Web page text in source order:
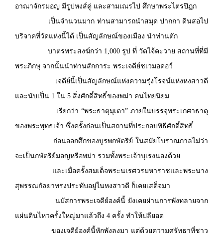
อาณาจักรมอญ มีรูปหงส์คู่ และสามเณรไป ศึกษาพระไตรปิฎก
เป็นจำนวนมาก ท่านสามารถนำสมุด ปากกา ดินสอไป
บริจาคที่วัดแห่งนี้ได้ เป็นสัญลักษณ์ของเมือง นำท่านตัก
บาตรพระสงฆ์กว่า 1,000 รูป ที่ วัดไจ้คะวาย สถานที่ที่มี
พระภิกษุ จากนั้นนำท่านสักการะ พระเจดีย์ชเวมอดอว์
เจดีย์นี้เป็นสัญลักษณ์แห่งความรุ่งโรจน์แห่งหงสาวดี
และนับเป็น 1 ใน 5 สิ่งศักดิ์สิทธิ์ของพม่า คนไทยนิยม
เรียกว่า “พระธาตุมุเตา” ภายในบรรจุพระเกศาธาตุ
ของพระพุทธเจ้า ซึ่งครั้งก่อนเป็นสถานที่ประกอบพิธีศักดิ์สิทธิ์
ก่อนออกศึกของบูรพกษัตริย์ ในสมัยโบราณกาลไม่ว่า
จะเป็นกษัตริย์มอญหรือพม่า รวมทั้งพระเจ้าบุเรงนองด้วย
และเมื่อครั้งสมเด็จพระนเรศวรมหาราชและพระนาง
สุพรรณกัลยาทรงประทับอยู่ในหงสาวดี ก็เคยเสด็จมา
นมัสการพระเจดีย์องค์นี้ ยังเคยผ่านการพังทลายจาก
แผ่นดินไหวครั้งใหญ่มาแล้วถึง 4 ครั้ง ทำให้ปลียอด
ของเจดีย์องค์นี้หักพังลงมา แต่ด้วยความศรัทธาที่ชาว